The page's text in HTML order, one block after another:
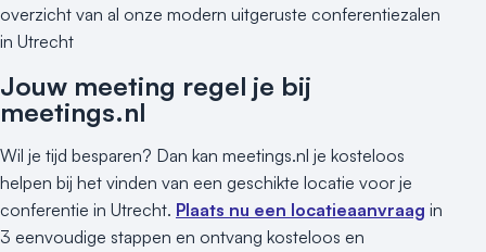
overzicht van al onze modern uitgeruste conferentiezalen
in Utrecht
Jouw meeting regel je bij
meetings.nl
Wil je tijd besparen? Dan kan meetings.nl je kosteloos
helpen bij het vinden van een geschikte locatie voor je
conferentie in Utrecht. Plaats nu een locatieaanvraag in
3 eenvoudige stappen en ontvang kosteloos en